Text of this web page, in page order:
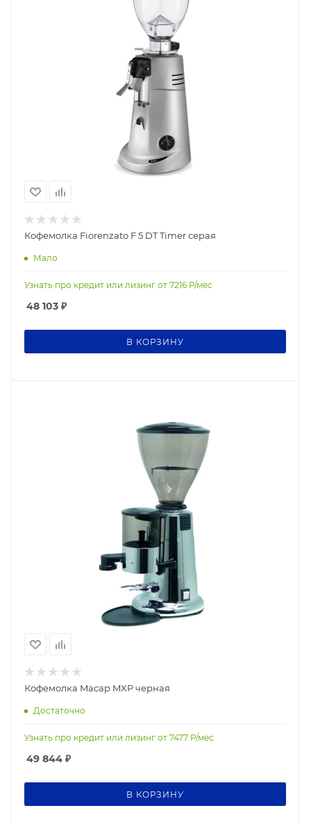
Кофемолка Fiorenzato F 5 DT Timer серая
Мало
Узнать про кредит или лизинг от 7216 Р/мес
48 103 ₽
В КОРЗИНУ
Кофемолка Macap MXP черная
Достаточно
Узнать про кредит или лизинг от 7477 Р/мес
49 844 ₽
В КОРЗИНУ